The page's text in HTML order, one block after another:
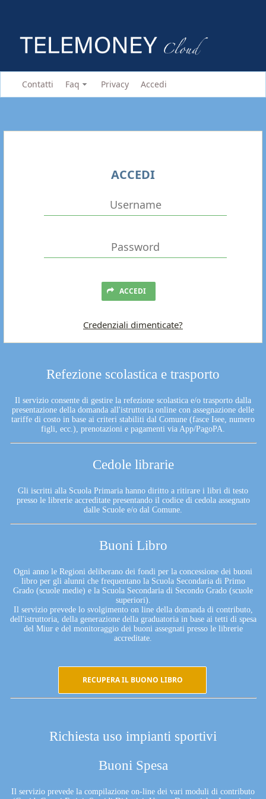
Contatti Faq Privacy Accedi
Refezione scolastica e trasporto
Il servizio consente di gestire la refezione scolastica e/o trasporto dalla
presentazione della domanda all'istruttoria online con assegnazione delle
tariffe di costo in base ai criteri stabiliti dal Comune (fasce Isee, numero
figli, ecc.), prenotazioni e pagamenti via App/PagoPA.
Cedole librarie
Gli iscritti alla Scuola Primaria hanno diritto a ritirare i libri di testo
presso le librerie accreditate presentando il codice di cedola assegnato
dalle Scuole e/o dal Comune.
Buoni Libro
Ogni anno le Regioni deliberano dei fondi per la concessione dei buoni
libro per gli alunni che frequentano la Scuola Secondaria di Primo
Grado (scuole medie) e la Scuola Secondaria di Secondo Grado (scuole
superiori).
Il servizio prevede lo svolgimento on line della domanda di contributo,
dell'istruttoria, della generazione della graduatoria in base ai tetti di spesa
del Miur e del monitoraggio dei buoni assegnati presso le librerie
accreditate.
RECUPERA IL BUONO LIBRO
Richiesta uso impianti sportivi
Buoni Spesa
Il servizio prevede la compilazione on-line dei vari moduli di contributo
ACCEDI
ACCEDI
Credenziali dimenticate?